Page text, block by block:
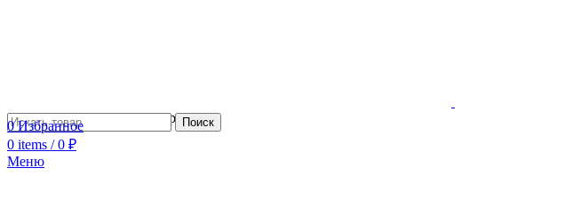
Сотрудничество с дизайнерамиПоиск
0Избранное
0 items / 0 ₽
Меню